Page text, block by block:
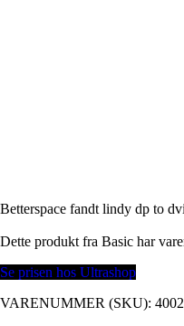
Betterspace fandt lindy dp to
Dette produkt fra Basic har
Se prisen hos Ultrashop
VARENUMMER (SKU):